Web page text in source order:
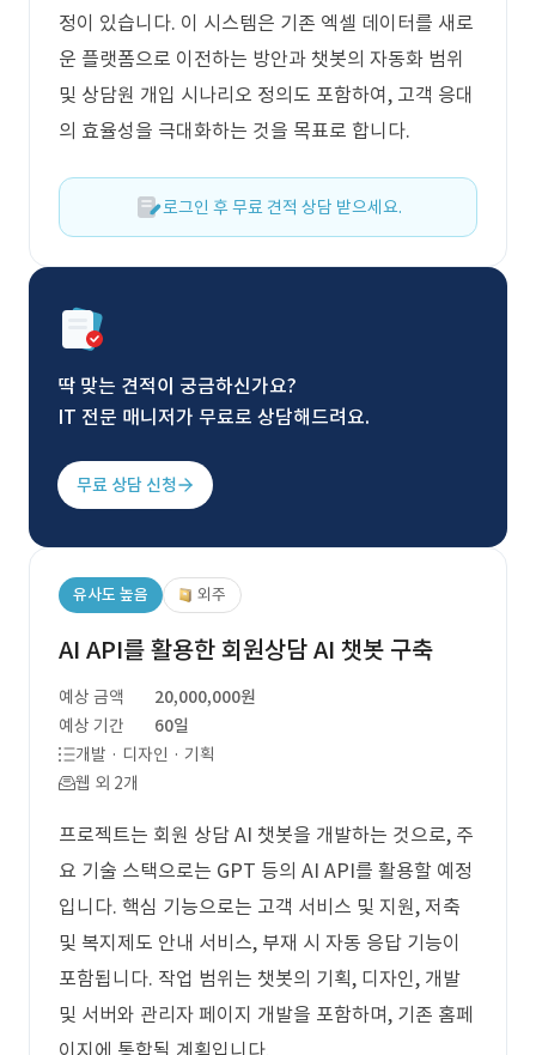
정이 있습니다. 이 시스템은 기존 엑셀 데이터를 새로
운 플랫폼으로 이전하는 방안과 챗봇의 자동화 범위
및 상담원 개입 시나리오 정의도 포함하여, 고객 응대
의 효율성을 극대화하는 것을 목표로 합니다.
로그인 후 무료 견적 상담 받으세요.
딱 맞는 견적이 궁금하신가요?
IT 전문 매니저가 무료로 상담해드려요.
무료 상담 신청
유사도 높음 외주
AI API를 활용한 회원상담 AI 챗봇 구축
예상 금액
20,000,000원
예상 기간
60일
개발 · 디자인 · 기획
웹 외 2개
프로젝트는 회원 상담 AI 챗봇을 개발하는 것으로, 주
요 기술 스택으로는 GPT 등의 AI API를 활용할 예정
입니다. 핵심 기능으로는 고객 서비스 및 지원, 저축
및 복지제도 안내 서비스, 부재 시 자동 응답 기능이
포함됩니다. 작업 범위는 챗봇의 기획, 디자인, 개발
및 서버와 관리자 페이지 개발을 포함하며, 기존 홈페
이지에 통합될 계획입니다.